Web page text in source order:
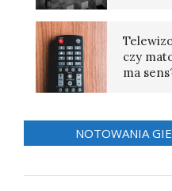
czy
ma
NOTOWANIA